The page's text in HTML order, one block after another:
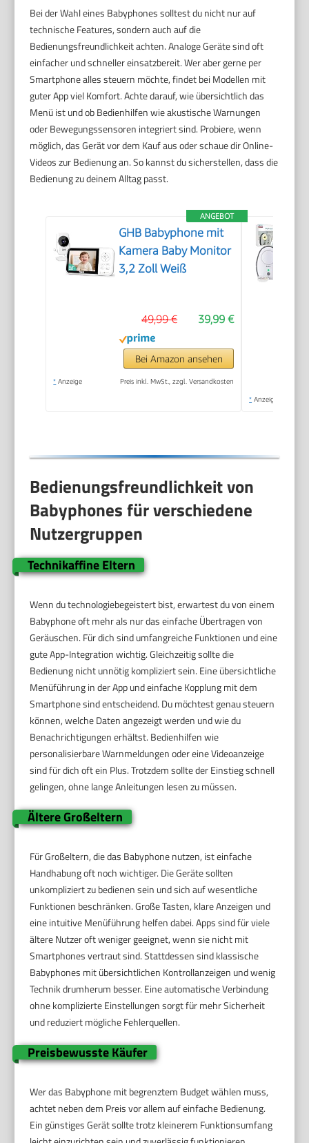
Bei der Wahl eines Babyphones solltest du nicht nur auf
technische Features, sondern auch auf die
Bedienungsfreundlichkeit achten. Analoge Geräte sind oft
einfacher und schneller einsatzbereit. Wer aber gerne per
Smartphone alles steuern möchte, findet bei Modellen mit
guter App viel Komfort. Achte darauf, wie übersichtlich das
Menü ist und ob Bedienhilfen wie akustische Warnungen
oder Bewegungssensoren integriert sind. Probiere, wenn
möglich, das Gerät vor dem Kauf aus oder schaue dir Online-
Videos zur Bedienung an. So kannst du sicherstellen, dass die
Bedienung zu deinem Alltag passt.
ANGEBOT
GHB Babyphone mit
Kamera Baby Monitor
3,2 Zoll Weiß
39,99 €
49,99 €
Bei Amazon ansehen
* Anzeige Preis inkl. MwSt., zzgl. Versandkosten
* Anzeige
Bedienungsfreundlichkeit von
Babyphones für verschiedene
Nutzergruppen
Technikaffine Eltern
Wenn du technologiebegeistert bist, erwartest du von einem
Babyphone oft mehr als nur das einfache Übertragen von
Geräuschen. Für dich sind umfangreiche Funktionen und eine
gute App-Integration wichtig. Gleichzeitig sollte die
Bedienung nicht unnötig kompliziert sein. Eine übersichtliche
Menüführung in der App und einfache Kopplung mit dem
Smartphone sind entscheidend. Du möchtest genau steuern
können, welche Daten angezeigt werden und wie du
Benachrichtigungen erhältst. Bedienhilfen wie
personalisierbare Warnmeldungen oder eine Videoanzeige
sind für dich oft ein Plus. Trotzdem sollte der Einstieg schnell
gelingen, ohne lange Anleitungen lesen zu müssen.
Ältere Großeltern
Für Großeltern, die das Babyphone nutzen, ist einfache
Handhabung oft noch wichtiger. Die Geräte sollten
unkompliziert zu bedienen sein und sich auf wesentliche
Funktionen beschränken. Große Tasten, klare Anzeigen und
eine intuitive Menüführung helfen dabei. Apps sind für viele
ältere Nutzer oft weniger geeignet, wenn sie nicht mit
Smartphones vertraut sind. Stattdessen sind klassische
Babyphones mit übersichtlichen Kontrollanzeigen und wenig
Technik drumherum besser. Eine automatische Verbindung
ohne komplizierte Einstellungen sorgt für mehr Sicherheit
und reduziert mögliche Fehlerquellen.
Preisbewusste Käufer
Wer das Babyphone mit begrenztem Budget wählen muss,
achtet neben dem Preis vor allem auf einfache Bedienung.
Ein günstiges Gerät sollte trotz kleinerem Funktionsumfang